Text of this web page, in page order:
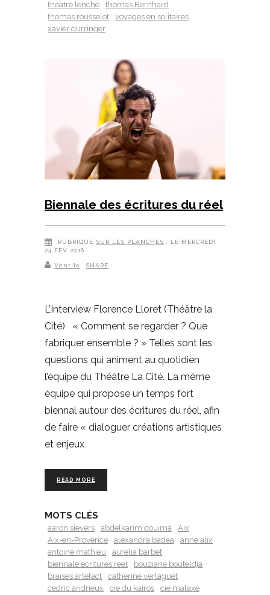
theatre lenche
thomas Bernhard
thomas rousselot
voyages en solitaires
xavier durringer
Biennale des écritures du réel
RUBRIQUE SUR LES PLANCHES , LE MERCREDI
24 FÉV 2016
Ventilo SHARE
L’Interview Florence Lloret (Théâtre la
Cité) « Comment se regarder ? Que
fabriquer ensemble ? » Telles sont les
questions qui animent au quotidien
l’équipe du Théâtre La Cité. La même
équipe qui propose un temps fort
biennal autour des écritures du réel, afin
de faire « dialoguer créations artistiques
et enjeux
READ MORE
MOTS CLÉS
aaron sievers abdelkarim douima
Aix
Aix-en-Provence
alexandra badea
anne alix
antoine mathieu
aurelia barbet
biennale ecritures reel
bouziane bouteldja
braises artefact
catherine verlaguet
cedric andrieux
cie du kairos
cie malaxe